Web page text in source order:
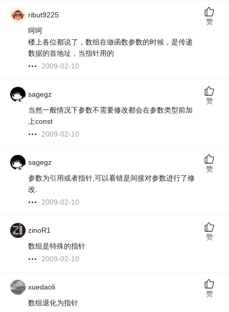
ribut9225
呵呵
楼上各位都说了，数组在做函数参数的时候，是传递
数据的首地址，当指针用的
2009-02-10
赞
sagegz
当然一般情况下参数不需要修改都会在参数类型前加
上const
2009-02-10
赞
sagegz
参数为引用或者指针,可以看错是间接对参数进行了修
改.
2009-02-10
赞
zinoR1
数组是特殊的指针
2009-02-10
赞
xuedaoli
数组退化为指针
赞